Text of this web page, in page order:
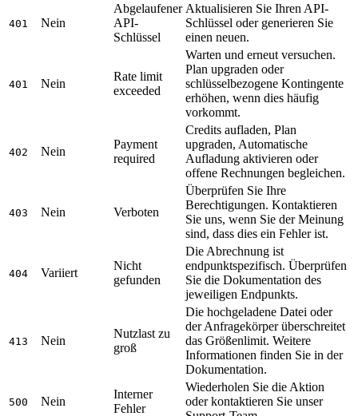
401 Nein
Abgelaufener
API-
Schlüssel
Aktualisieren Sie Ihren API-
Schlüssel oder generieren Sie
einen neuen.
401 Nein
Rate limit
exceeded
Warten und erneut versuchen.
Plan upgraden oder
schlüsselbezogene Kontingente
erhöhen, wenn dies häufig
vorkommt.
402 Nein
Payment
required
Credits aufladen, Plan
upgraden, Automatische
Aufladung aktivieren oder
offene Rechnungen begleichen.
403 Nein Verboten
Überprüfen Sie Ihre
Berechtigungen. Kontaktieren
Sie uns, wenn Sie der Meinung
sind, dass dies ein Fehler ist.
404 Variiert
Nicht
gefunden
Die Abrechnung ist
endpunktspezifisch. Überprüfen
Sie die Dokumentation des
jeweiligen Endpunkts.
413 Nein
Nutzlast zu
groß
Die hochgeladene Datei oder
der Anfragekörper überschreitet
das Größenlimit. Weitere
Informationen finden Sie in der
Dokumentation.
500 Nein
Interner
Fehler
Wiederholen Sie die Aktion
oder kontaktieren Sie unser